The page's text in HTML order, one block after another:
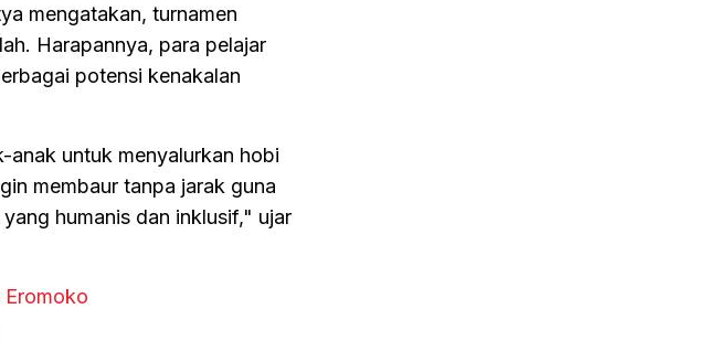
mengatakan, turnamen
Harapannya, para pelajar
potensi kenakalan
anak untuk menyalurkan hobi
membaur tanpa jarak guna
humanis dan inklusif," ujar
Eromoko